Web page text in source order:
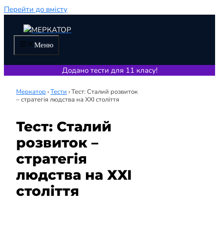
Перейти до вмісту
Меню
Додано тести для 11 класу!
Меркатор ›Тести ›Тест: Сталий розвиток
– стратегія людства на ХХІ століття
Тест: Сталий
розвиток –
стратегія
людства на ХХІ
століття